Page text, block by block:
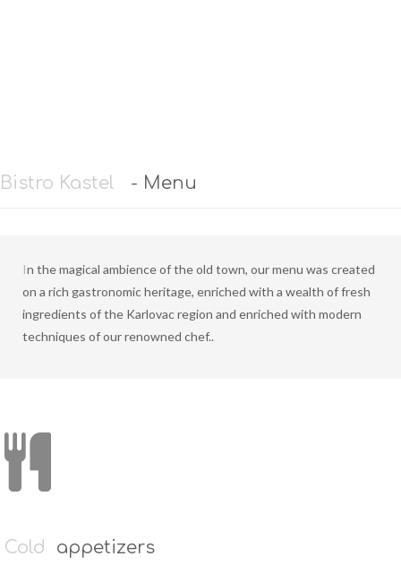
Bistro Kastel - Menu
In the magical ambience of the old town, our menu was created
on a rich gastronomic heritage, enriched with a wealth of fresh
ingredients of the Karlovac region and enriched with modern
techniques of our renowned chef..
Cold appetizers